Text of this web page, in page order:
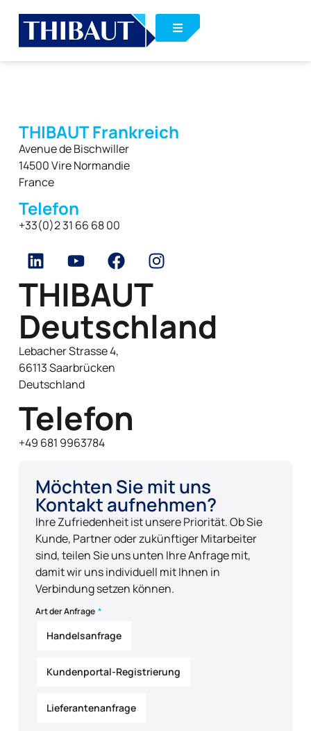
THIBAUT Frankreich
Avenue de Bischwiller
14500 Vire Normandie
France
Telefon
+33(0)2 31 66 68 00
THIBAUT
Deutschland
Lebacher Strasse 4,
66113 Saarbrücken
Deutschland
Telefon
+49 681 9963784
Möchten Sie mit uns
Kontakt aufnehmen?
Ihre Zufriedenheit ist unsere Priorität. Ob Sie
Kunde, Partner oder zukünftiger Mitarbeiter
sind, teilen Sie uns unten Ihre Anfrage mit,
damit wir uns individuell mit Ihnen in
Verbindung setzen können.
Art der Anfrage *
Handelsanfrage
Kundenportal-Registrierung
Lieferantenanfrage